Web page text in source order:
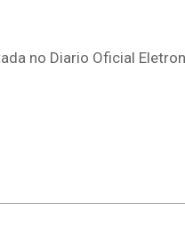
no Diario Oficial